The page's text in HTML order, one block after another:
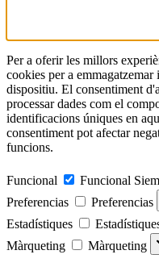
Per a oferir les millors
cookies per a
dispositiu. El consentiment
processar dades com el
identificacions úniques en
consentiment pot afectar
funcions.
Funcional Funcional
Preferencias
Preferencias
Estadístiques
Màrqueting
Màrqueting